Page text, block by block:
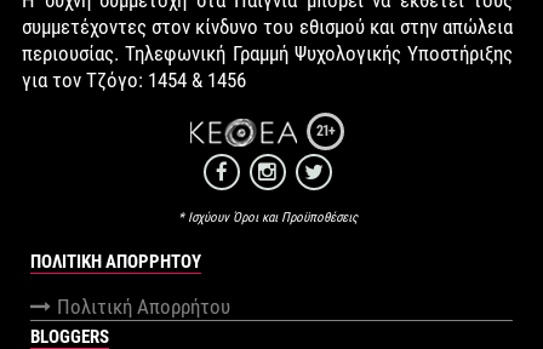
συμμετέχοντες στον κίνδυνο του εθισμού και στην απώλεια
περιουσίας. Τηλεφωνική Γραμμή Ψυχολογικής Υποστήριξης
για τον Τζόγο: 1454 & 1456
21+
* Ισχύουν Όροι και Προϋποθέσεις
ΠΟΛΙΤΙΚΉ ΑΠΟΡΡΉΤΟΥ
Πολιτική Απορρήτου
BLOGGERS